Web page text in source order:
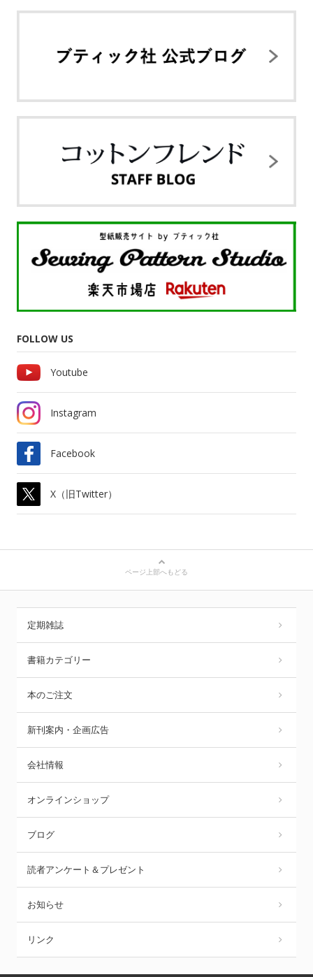
FOLLOW US
Youtube
Instagram
Facebook
X（旧Twitter）
ページ上部へもどる
定期雑誌
書籍カテゴリー
本のご注文
新刊案内・企画広告
会社情報
オンラインショップ
ブログ
読者アンケート＆プレゼント
お知らせ
リンク